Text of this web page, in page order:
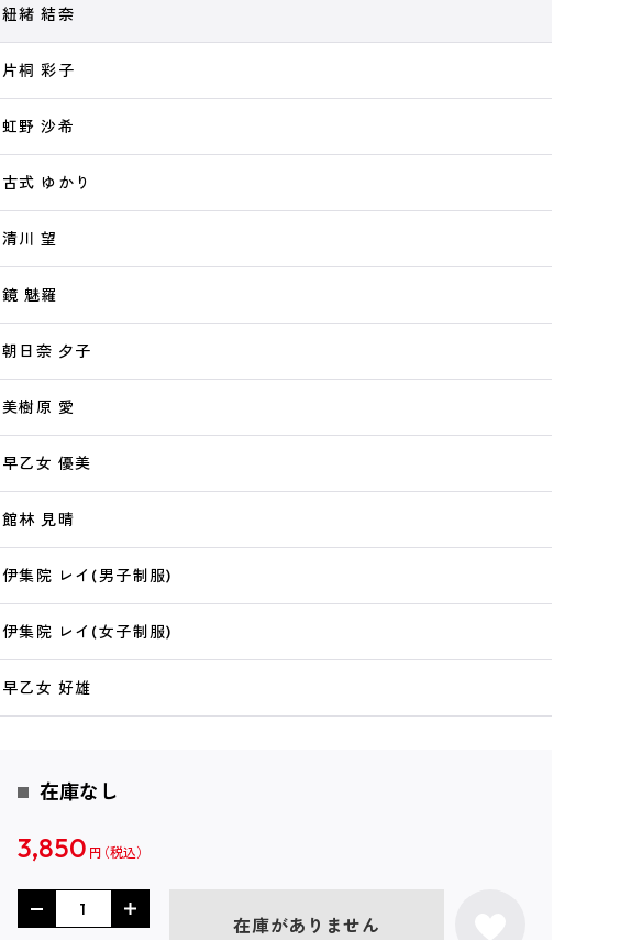
紐緒 結奈
片桐 彩子
虹野 沙希
古式 ゆかり
清川 望
鏡 魅羅
朝日奈 夕子
美樹原 愛
早乙女 優美
館林 見晴
伊集院 レイ(男子制服)
伊集院 レイ(女子制服)
早乙女 好雄
在庫なし
3,850 円
在庫がありません